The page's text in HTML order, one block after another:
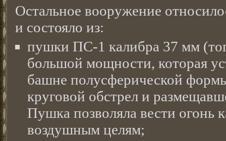
Остальное вооружение
и состояло из:
пушки ПС-1 калибра 37 мм
большой мощности, которая
башне полусферической
круговой обстрел и
Пушка позволяла вести огонь
воздушным целям;